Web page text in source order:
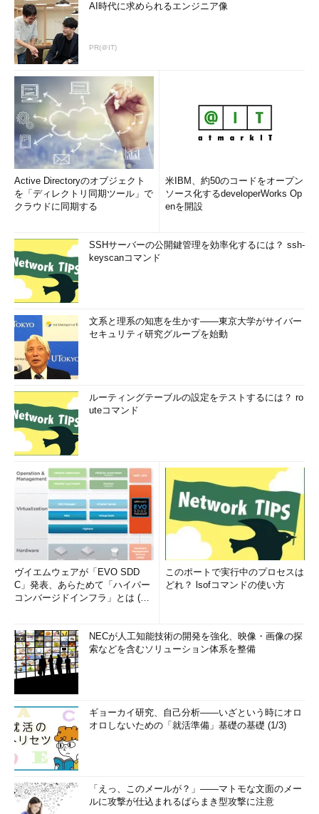
AI時代に求められるエンジニア像
PR(＠IT)
Active Directoryのオブジェクト
を「ディレクトリ同期ツール」で
クラウドに同期する
米IBM、約50のコードをオープン
ソース化するdeveloperWorks Op
enを開設
SSHサーバーの公開鍵管理を効率化するには？ ssh-
keyscanコマンド
文系と理系の知恵を生かす――東京大学がサイバー
セキュリティ研究グループを始動
ルーティングテーブルの設定をテストするには？ ro
uteコマンド
ヴイエムウェアが「EVO SDD
C」発表、あらためて「ハイパー
コンバージドインフラ」とは (1/
このポートで実行中のプロセスは
どれ？ lsofコマンドの使い方
NECが人工知能技術の開発を強化、映像・画像の探
索などを含むソリューション体系を整備
ギョーカイ研究、自己分析――いざという時にオロ
オロしないための「就活準備」基礎の基礎 (1/3)
「えっ、このメールが？」――マトモな文面のメー
ルに攻撃が仕込まれるばらまき型攻撃に注意